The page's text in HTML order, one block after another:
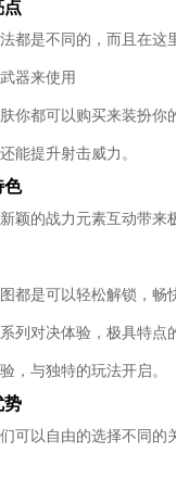
点
都是不同的，而且在这
器来使用
你都可以购买来装扮你
能提升射击威力。
色
颖的战力元素互动带来
都是可以轻松解锁，畅
列对决体验，极具特点
，与独特的玩法开启。
势
可以自由的选择不同的